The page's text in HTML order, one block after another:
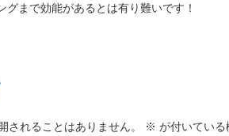
グまで効能があるとは有り難いです！
されることはありません。 ※ が付いてい